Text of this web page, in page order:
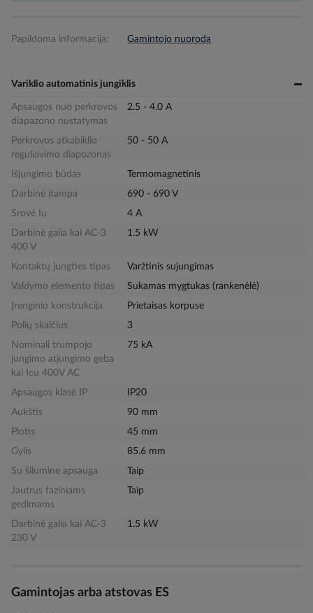
Papildoma informacija: Gamintojo nuoroda
Variklio automatinis jungiklis
Apsaugos nuo perkrovos
diapazono nustatymas
2.5 - 4.0 A
Perkrovos atkabiklio
reguliavimo diapozonas
50 - 50 A
Išjungimo būdas
Termomagnetinis
Darbinė įtampa
690 - 690 V
Srovė Iu
4 A
Darbinė galia kai AC-3
400 V
1.5 kW
Kontaktų jungties tipas
Varžtinis sujungimas
Valdymo elemento tipas
Sukamas mygtukas (rankenėlė)
Įrenginio konstrukcija
Prietaisas korpuse
Polių skaičius
3
Nominali trumpojo
jungimo atjungimo geba
kai Icu 400V AC
75 kA
Apsaugos klasė IP
IP20
Aukštis
90 mm
Plotis
45 mm
Gylis
85.6 mm
Su šilumine apsauga
Taip
Jautrus faziniams
gedimams
Taip
Darbinė galia kai AC-3
230 V
1.5 kW
Gamintojas arba atstovas ES